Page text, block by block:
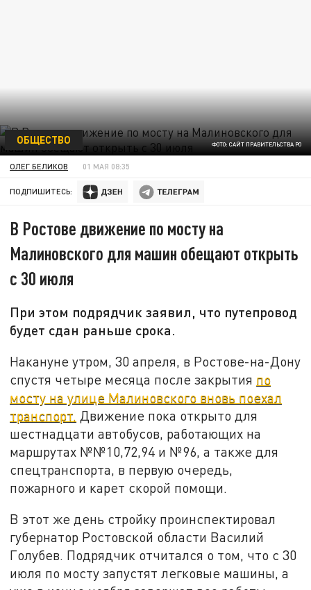
ФОТО: САЙТ ПРАВИТЕЛЬСТВА РО
ОБЩЕСТВО
ОЛЕГ БЕЛИКОВ 01 МАЯ 08:35
ПОДПИШИТЕСЬ:
В Ростове движение по мосту на
Малиновского для машин обещают открыть
с 30 июля
При этом подрядчик заявил, что путепровод
будет сдан раньше срока.
Накануне утром, 30 апреля, в Ростове-на-Дону
спустя четыре месяца после закрытия по
мосту на улице Малиновского вновь поехал
транспорт. Движение пока открыто для
шестнадцати автобусов, работающих на
маршрутах №№10,72,94 и №96, а также для
спецтранспорта, в первую очередь,
пожарного и карет скорой помощи.
В этот же день стройку проинспектировал
губернатор Ростовской области Василий
Голубев. Подрядчик отчитался о том, что с 30
июля по мосту запустят легковые машины, а